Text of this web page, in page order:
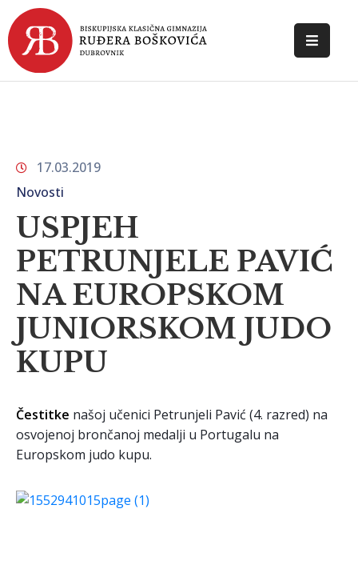
POČETNA
DOKUMENTI
KONTAKT
17.03.2019
Novosti
USPJEH
PETRUNJELE PAVIĆ
NA EUROPSKOM
JUNIORSKOM JUDO
KUPU
Čestitke našoj učenici Petrunjeli Pavić (4. razred) na
osvojenoj brončanoj medalji u Portugalu na
Europskom judo kupu.